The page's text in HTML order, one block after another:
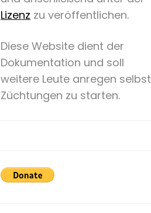
Lizenz zu veröffentlichen.
Diese Website dient der
Dokumentation und soll
weitere Leute anregen selbst
Züchtungen zu starten.